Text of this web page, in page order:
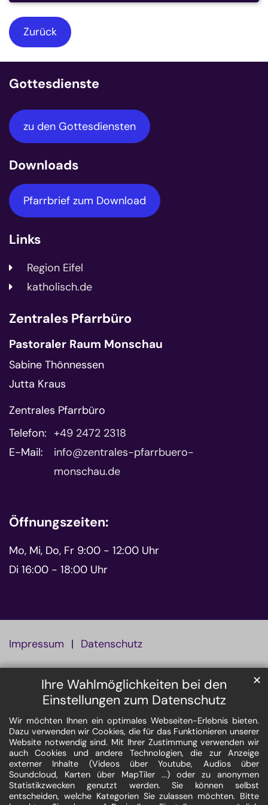
Ihre Wahlmöglichkeiten bei den
Einstellungen zum Datenschutz
Wir möchten Ihnen ein optimales Webseiten-Erlebnis bieten.
Dazu verwenden wir Cookies, die für das Funktionieren unserer
Website notwendig sind. Mit Ihrer Zustimmung verwenden wir
auch Cookies und andere Technologien, die zur Anzeige
externer Inhalte (Videos über Youtube, Audios über
Soundcloud, Karten über MapTiler ...) oder zu anonymen
Statistikzwecken genutzt werden. Sie können selbst
entscheiden, welche Kategorien Sie zulassen möchten. Bitte
✕
Zurück
Gottesdienste
zu den Gottesdiensten
Downloads
Pfarrbrief zum Download
Links
Region Eifel
katholisch.de
Zentrales Pfarrbüro
Pastoraler Raum Monschau
Sabine Thönnessen
Jutta Kraus
Zentrales Pfarrbüro
Telefon: +49 2472 2318
E-Mail:
info@zentrales-pfarrbuero-
monschau.de
Öffnungszeiten:
Mo, Mi, Do, Fr 9:00 - 12:00 Uhr
Di 16:00 - 18:00 Uhr
Impressum Datenschutz